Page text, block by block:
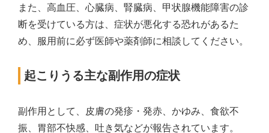
また、高血圧、心臓病、腎臓病、甲状腺機能障害の診
断を受けている方は、症状が悪化する恐れがあるた
め、服用前に必ず医師や薬剤師に相談してください。
起こりうる主な副作用の症状
副作用として、皮膚の発疹・発赤、かゆみ、食欲不
振、胃部不快感、吐き気などが報告されています。